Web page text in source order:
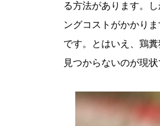
る方法があります。
ングコストがかかり
です。とはいえ、鶏
見つからないのが現状